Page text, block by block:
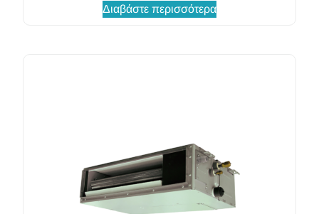
Διαβάστε περισσότερα